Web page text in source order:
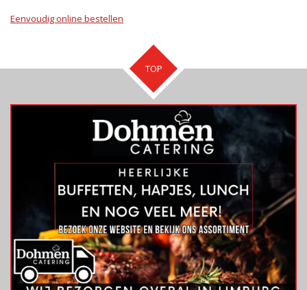
Eenvoudig online bestellen
TOP